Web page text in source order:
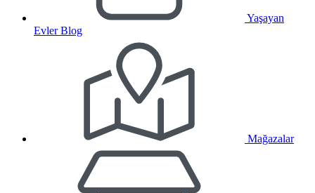
Yaşayan
Evler Blog
Mağazalar